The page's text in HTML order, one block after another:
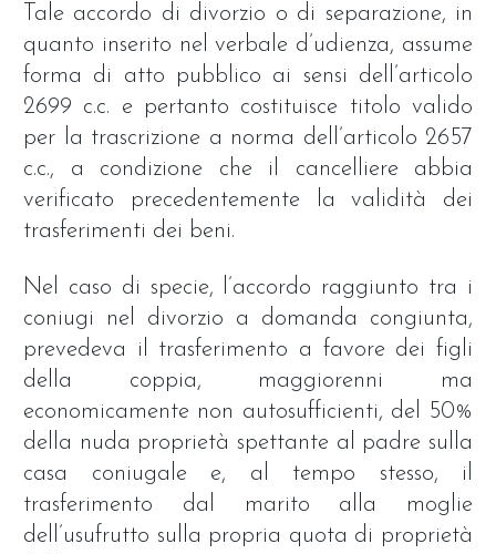
Tale accordo di divorzio o di separazione, in
quanto inserito nel verbale d’udienza, assume
forma di atto pubblico ai sensi dell’articolo
2699 c.c. e pertanto costituisce titolo valido
per la trascrizione a norma dell’articolo 2657
c.c., a condizione che il cancelliere abbia
verificato precedentemente la validità dei
trasferimenti dei beni.
Nel caso di specie, l’accordo raggiunto tra i
coniugi nel divorzio a domanda congiunta,
prevedeva il trasferimento a favore dei figli
della coppia, maggiorenni ma
economicamente non autosufficienti, del 50%
della nuda proprietà spettante al padre sulla
casa coniugale e, al tempo stesso, il
trasferimento dal marito alla moglie
dell’usufrutto sulla propria quota di proprietà